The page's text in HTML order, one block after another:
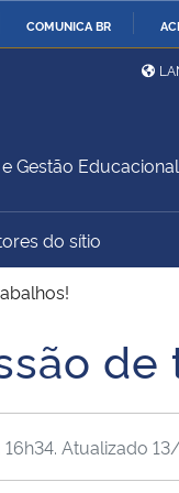
COMUNICA BR
Ministério
Exteriores
Regional
União Banco
Gestão Educacional
do sítio
de
. Atualizado